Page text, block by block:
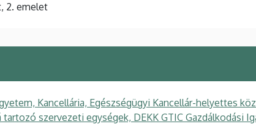
2. emelet
Kancellária, Egészségügyi Kancellár-helyettes
tartozó szervezeti egységek, DEKK GTIC Gazdálkodási